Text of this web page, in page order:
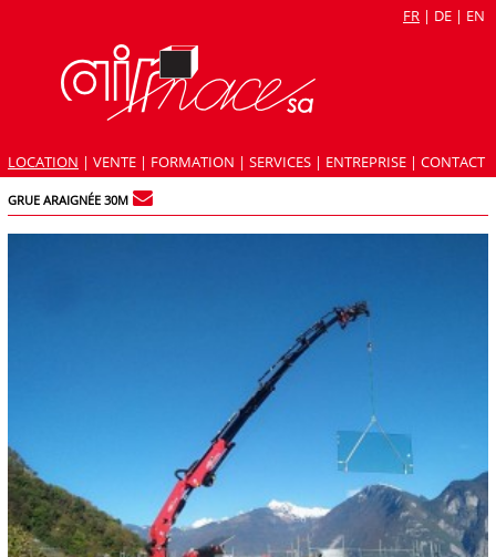
FR | DE | EN
LOCATION | VENTE | FORMATION | SERVICES | ENTREPRISE | CONTACT
GRUE ARAIGNÉE 30M